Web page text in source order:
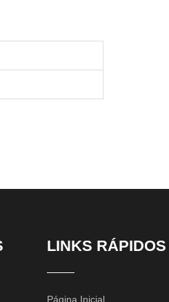
LINKS RÁPIDOS
Página Inicial